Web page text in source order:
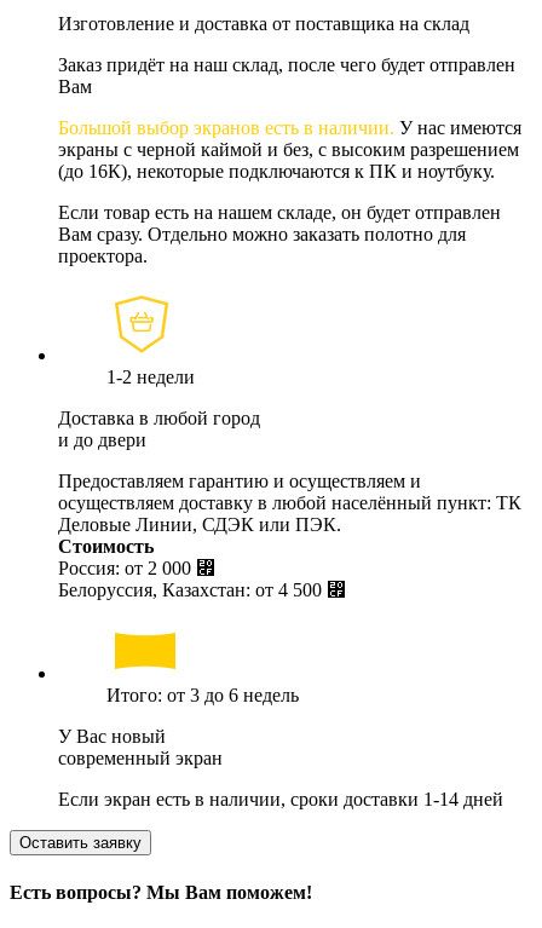
Изготовление и доставка от поставщика на склад
Заказ придёт на наш склад, после чего будет отправлен
Вам
Большой выбор экранов есть в наличии. У нас имеются
экраны с черной каймой и без, с высоким разрешением
(до 16К), некоторые подключаются к ПК и ноутбуку.
Если товар есть на нашем складе, он будет отправлен
Вам сразу. Отдельно можно заказать полотно для
проектора.
1-2 недели
Доставка в любой город
и до двери
Предоставляем гарантию и осуществляем и
осуществляем доставку в любой населённый пункт: ТК
Деловые Линии, СДЭК или ПЭК.
Стоимость
Россия: от 2 000 ⃏
Белоруссия, Казахстан: от 4 500 ⃏
Итого: от 3 до 6 недель
У Вас новый
современный экран
Если экран есть в наличии, сроки доставки 1-14 дней
Оставить заявку
Есть вопросы? Мы Вам поможем!